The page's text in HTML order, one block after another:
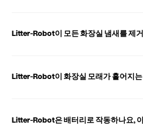
Litter-Robot이 모든 화장실 냄새를 제
Litter-Robot이 화장실 모래가 흩어지
Litter-Robot은 배터리로 작동하나요,